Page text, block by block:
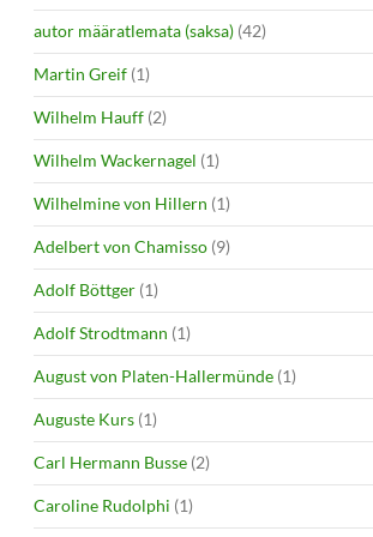
autor määratlemata (saksa) (42)
Martin Greif (1)
Wilhelm Hauff (2)
Wilhelm Wackernagel (1)
Wilhelmine von Hillern (1)
Adelbert von Chamisso (9)
Adolf Böttger (1)
Adolf Strodtmann (1)
August von Platen-Hallermünde (1)
Auguste Kurs (1)
Carl Hermann Busse (2)
Caroline Rudolphi (1)